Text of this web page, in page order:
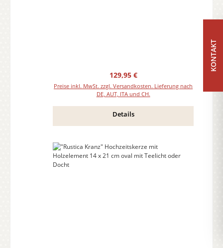
Regulärer Preis:
129,95 €
Preise inkl. MwSt. zzgl. Versandkosten. Lieferung nach
DE, AUT, ITA und CH.
Details
KONTAKT